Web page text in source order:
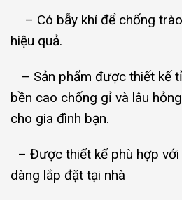
– Có bẫy khí để chống
hiệu quả.
– Sản phẩm được thiết kế
bền cao chống gỉ và lâu
cho gia đình bạn.
– Được thiết kế phù hợp với
dàng lắp đặt tại nhà